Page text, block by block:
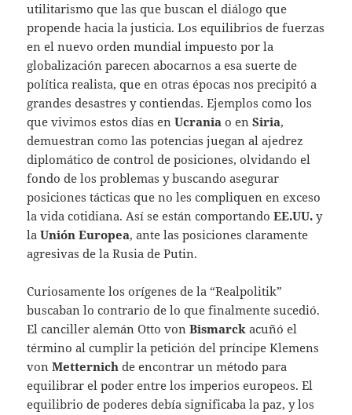
utilitarismo que las que buscan el diálogo que
propende hacia la justicia. Los equilibrios de fuerzas
en el nuevo orden mundial impuesto por la
globalización parecen abocarnos a esa suerte de
política realista, que en otras épocas nos precipitó a
grandes desastres y contiendas. Ejemplos como los
que vivimos estos días enUcrania o enSiria,
demuestran como las potencias juegan al ajedrez
diplomático de control de posiciones, olvidando el
fondo de los problemas y buscando asegurar
posiciones tácticas que no les compliquen en exceso
la vida cotidiana. Así se están comportandoEE.UU.y
laUnión Europea, ante las posiciones claramente
agresivas de la Rusia de Putin.
Curiosamente los orígenes de la “Realpolitik”
buscaban lo contrario de lo que finalmente sucedió.
El canciller alemán Otto vonBismarck acuñó el
término al cumplir la petición del príncipe Klemens
vonMetternich de encontrar un método para
equilibrar el poder entre los imperios europeos. El
equilibrio de poderes debía significaba la paz, y los